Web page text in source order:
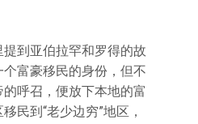
到亚伯拉罕和罗得的故
富豪移民的身份，但不
呼召，便放下本地的富
民到“老少边穷”地区，